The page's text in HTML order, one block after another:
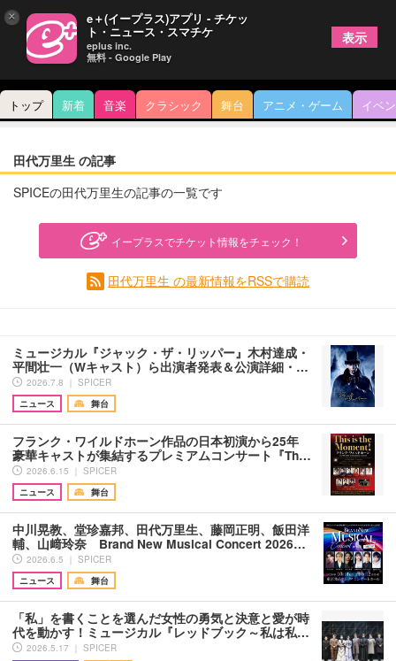
トップ 新着 音楽 クラシック 舞台 アニメ・ゲーム イベ
田代万里生 の記事
SPICEの田代万里生の記事の一覧です
イープラスでチケット情報をチェック！
田代万里生 の最新情報をRSSで購読
ミュージカル『ジャック・ザ・リッパー』木村達成・
平間壮一（Wキャスト）ら出演者発表＆公演詳細・…
2026.7.8 ｜ SPICER
ニュース
舞台
フランク・ワイルドホーン作品の日本初演から25年
豪華キャストが集結するプレミアムコンサート『Th…
2026.6.15 ｜ SPICER
ニュース
舞台
中川晃教、堂珍嘉邦、田代万里生、藤岡正明、飯田洋
輔、山﨑玲奈 Brand New Musical Concert 2026…
2026.6.5 ｜ SPICER
ニュース
舞台
「私」を書くことを選んだ女性の勇気と決意と愛が時
代を動かす！ミュージカル『レッドブック～私は私…
2026.5.17 ｜ SPICER
× e＋(イープラス)アプリ - チケッ
ト・ニュース・スマチケ
eplus inc.
無料 - Google Play
表示